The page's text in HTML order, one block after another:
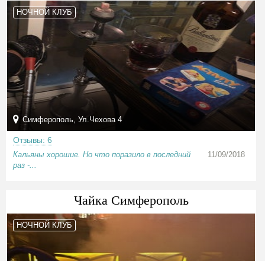
НОЧНОЙ КЛУБ
Симферополь, Ул.Чехова 4
Отзывы: 6
Кальяны хорошие. Но что поразило в последний
раз -...
11/09/2018
Чайка Симферополь
НОЧНОЙ КЛУБ